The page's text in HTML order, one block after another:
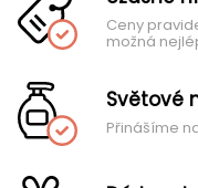
Ceny
možná
Světové
Přinášíme